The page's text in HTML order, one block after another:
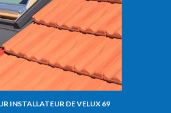
INSTALLATEUR DE VELUX 69